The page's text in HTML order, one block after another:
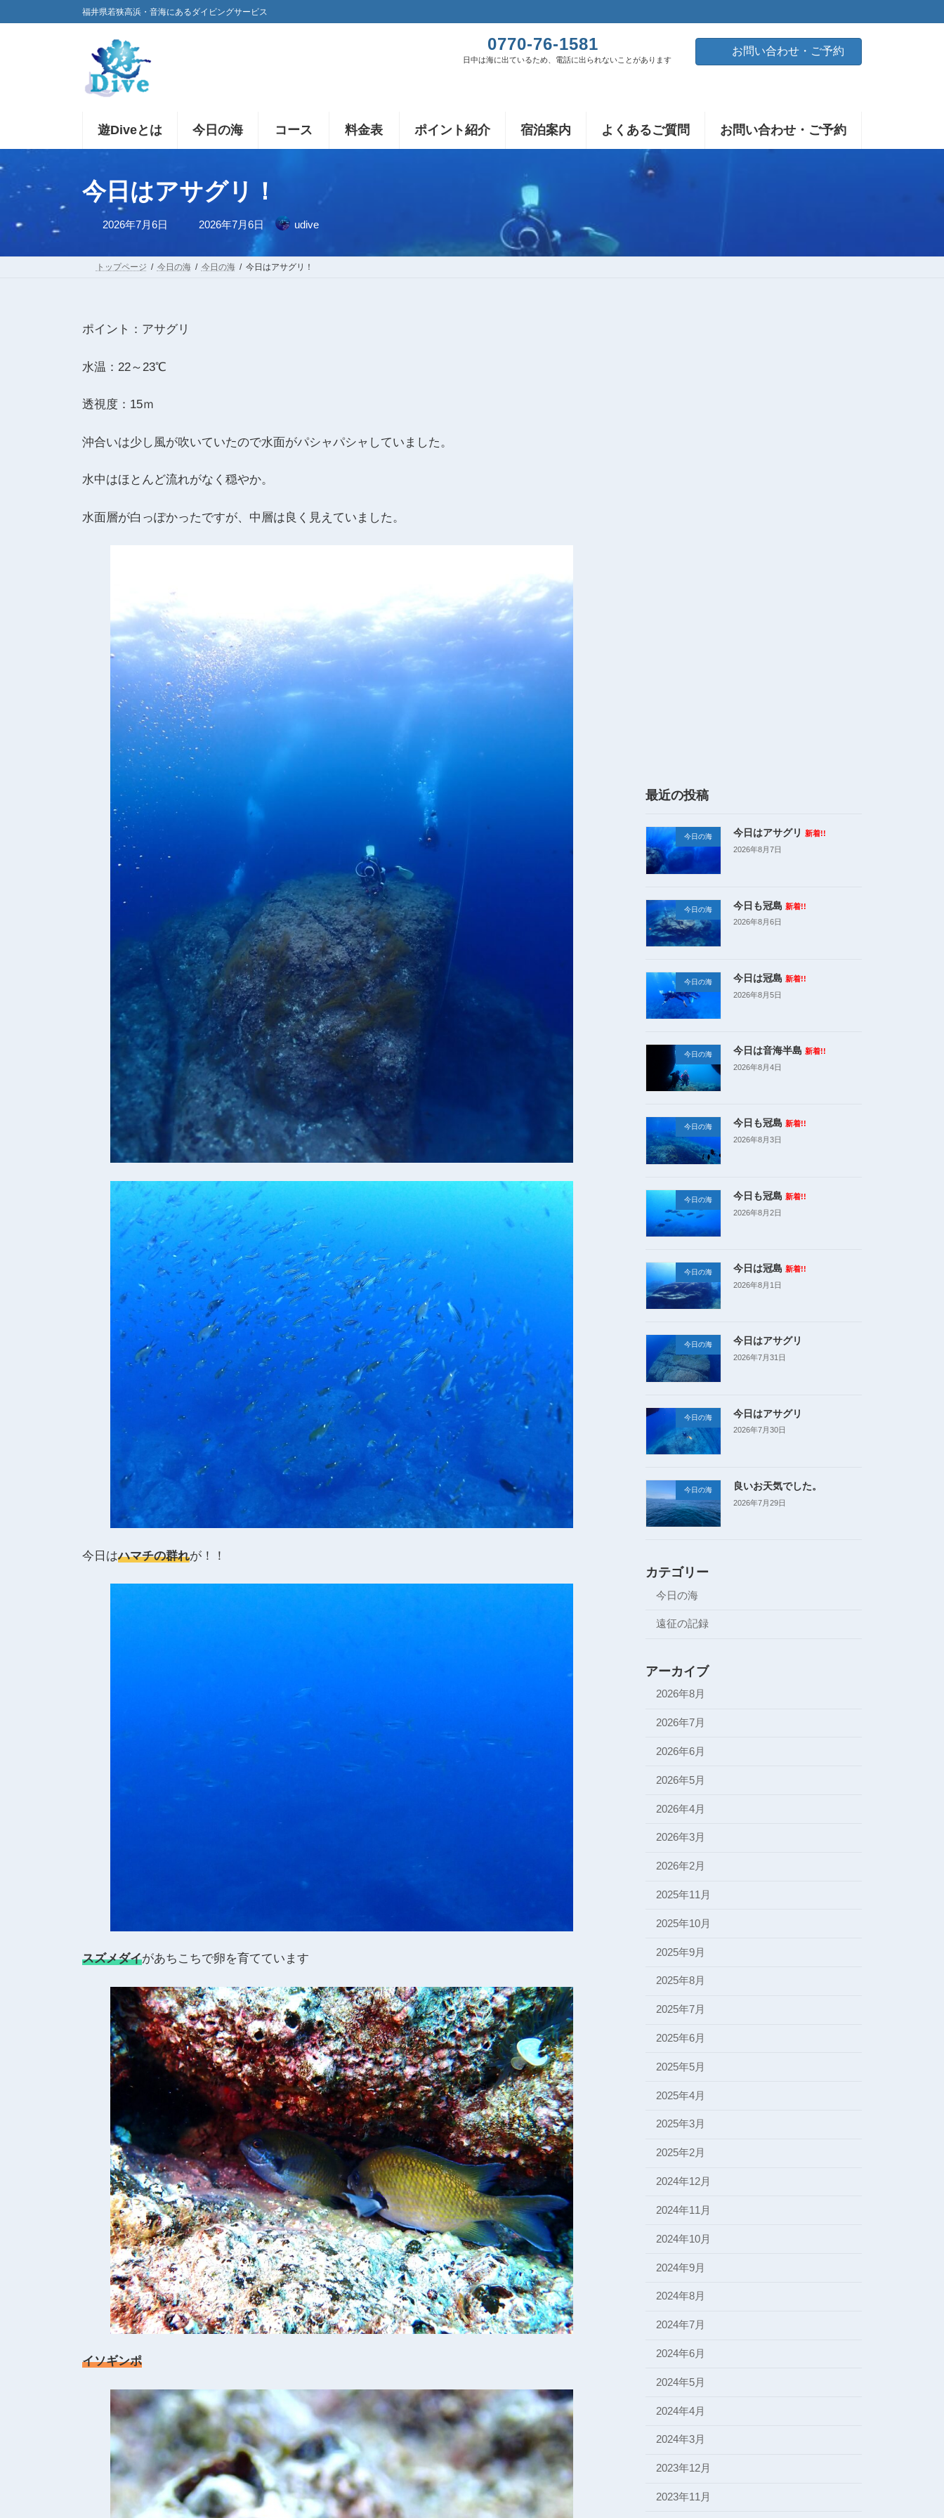
ン
プ
ビ
動
福井県若狭高浜・音海にあるダイビングサービス
0770-76-1581
日中は海に出ているため、電話に出られないことがあります
お問い合わせ・ご予約
遊Diveとは 今日の海 コース 料金表 ポイント紹介 宿泊案内 よくあるご質問 お問い合わせ・ご予約
今日はアサグリ！
2026年7月6日
終
日
時
2026年7月6日 udive
トップページ 今日の海 今日の海 今日はアサグリ！
ポイント：アサグリ
水温：22～23℃
透視度：15ｍ
沖合いは少し風が吹いていたので水面がパシャパシャしていました。
水中はほとんど流れがなく穏やか。
水面層が白っぽかったですが、中層は良く見えていました。
今日はハマチの群れが！！
スズメダイがあちこちで卵を育てています
イソギンポ
最近の投稿
今日の海 今日はアサグリ
新着!!
2026年8月7日
今日の海 今日も冠島 新着!!
2026年8月6日
今日の海 今日は冠島 新着!!
2026年8月5日
今日の海 今日は音海半島 新着!!
2026年8月4日
今日の海 今日も冠島 新着!!
2026年8月3日
今日の海 今日も冠島 新着!!
2026年8月2日
今日の海 今日は冠島 新着!!
2026年8月1日
今日の海 今日はアサグリ
2026年7月31日
今日の海 今日はアサグリ
2026年7月30日
今日の海 良いお天気でした。
2026年7月29日
カテゴリー
今日の海
遠征の記録
アーカイブ
2026年8月
2026年7月
2026年6月
2026年5月
2026年4月
2026年3月
2026年2月
2025年11月
2025年10月
2025年9月
2025年8月
2025年7月
2025年6月
2025年5月
2025年4月
2025年3月
2025年2月
2024年12月
2024年11月
2024年10月
2024年9月
2024年8月
2024年7月
2024年6月
2024年5月
2024年4月
2024年3月
2023年12月
2023年11月